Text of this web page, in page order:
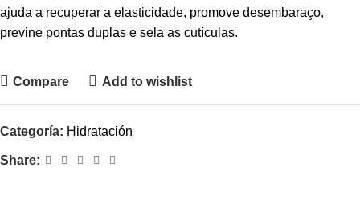
ajuda a recuperar a elasticidade, promove desembaraço,
previne pontas duplas e sela as cutículas.
Compare Add to wishlist
Categoría: Hidratación
Share:
Facebook
Copy Link